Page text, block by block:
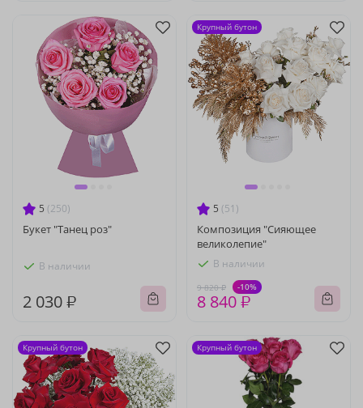
5 (250)
Букет "Танец роз"
В наличии
2 030 ₽
5 (51)
Композиция "Сияющее
великолепие"
В наличии
9 820 ₽ -10%
8 840 ₽
Крупный бутон
Крупный бутон Крупный бутон